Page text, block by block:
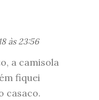
às 23:56
a camisola
fiquei
casaco.